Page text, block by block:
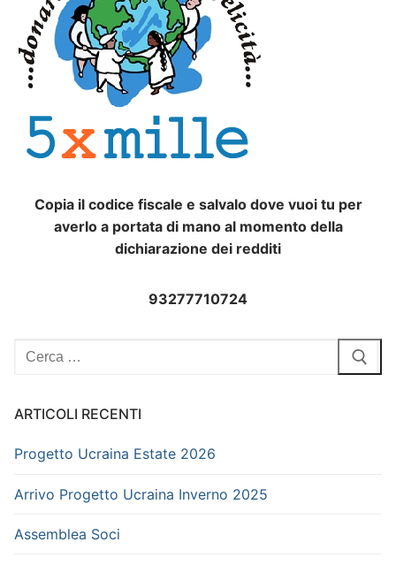
Copia il codice fiscale e salvalo dove vuoi tu per
averlo a portata di mano al momento della
dichiarazione dei redditi
93277710724
Cerca:
ARTICOLI RECENTI
Progetto Ucraina Estate 2026
Arrivo Progetto Ucraina Inverno 2025
Assemblea Soci